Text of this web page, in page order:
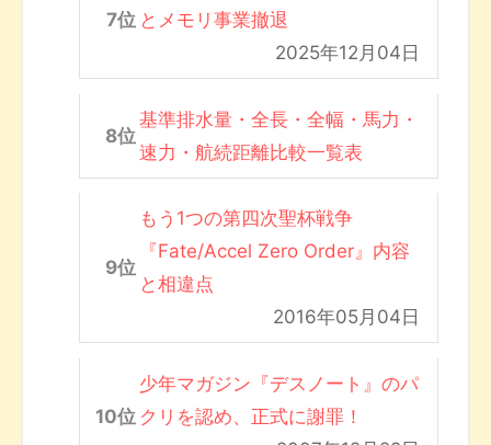
とメモリ事業撤退
2025年12月04日
基準排水量・全長・全幅・馬力・
速力・航続距離比較一覧表
もう1つの第四次聖杯戦争
『Fate/Accel Zero Order』内容
と相違点
2016年05月04日
少年マガジン『デスノート』のパ
クリを認め、正式に謝罪！